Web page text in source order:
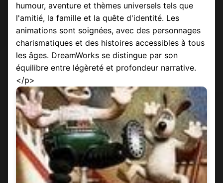
humour, aventure et thèmes universels tels que
l'amitié, la famille et la quête d'identité. Les
animations sont soignées, avec des personnages
charismatiques et des histoires accessibles à tous
les âges. DreamWorks se distingue par son
équilibre entre légèreté et profondeur narrative.
</p>